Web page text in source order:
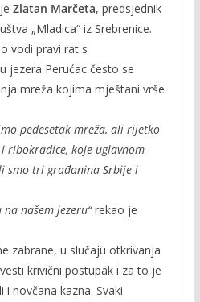
Zlatan Marčeta, predsjednik
„Mladica“ iz Srebrenice.
vodi pravi rat s
jezera Perućac često se
mreža kojima mještani vrše
pedesetak mreža, ali rijetko
ribokradice, koje uglavnom
smo tri građanina Srbije i
našem jezeru“rekao je
zabrane, u slučaju otkrivanja
krivični postupak i za to je
novčana kazna. Svaki